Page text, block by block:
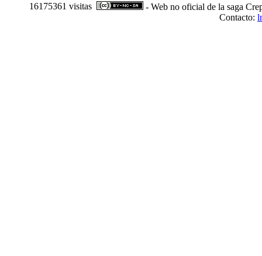
16175361 visitas
- Web no oficial de la saga
Contacto: